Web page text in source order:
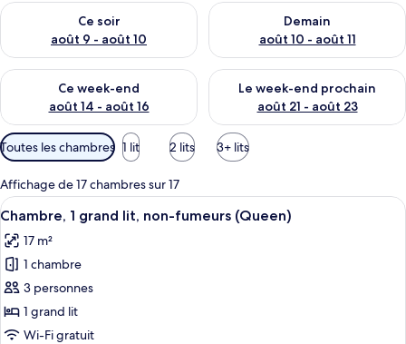
Ce soir
août 9 - août 10
Vérifier la disponibilité pour ce soir août 9 - août 10
Demain
août 10 - août 11
Vérifier la disponibilité pour
Ce week-end
août 14 - août 16
Vérifier la disponibilité pour ce week-end août 14 - août 16
Le week-end prochain
août 21 - août 23
Vérifier la disponibilité pour
Filtres
disponibles
pour
les
chambres
Toutes les chambres 1 lit 2 lits 3+ lits
Affichage de 17 chambres sur 17
Afficher
toutes
les
photos
pour
ce
type
Une chambre d’hôtel avec un
7
Chambre, 1 grand lit, non-fumeurs (Queen)
17 m²
1 chambre
3 personnes
1 grand lit
Wi-Fi gratuit